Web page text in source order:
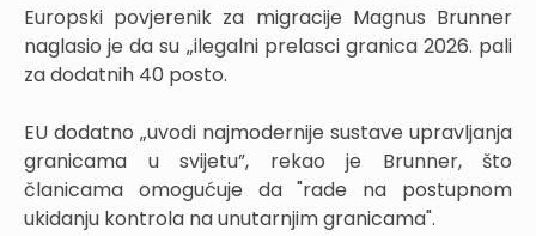
Europski povjerenik za migracije Magnus Brunner
naglasio je da su „ilegalni prelasci granica 2026. pali
za dodatnih 40 posto.
EU dodatno „uvodi najmodernije sustave upravljanja
granicama u svijetu”, rekao je Brunner, što
članicama omogućuje da "rade na postupnom
ukidanju kontrola na unutarnjim granicama".